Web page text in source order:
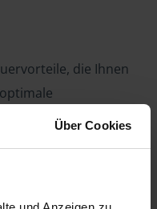
Über Cookies
die Ihnen